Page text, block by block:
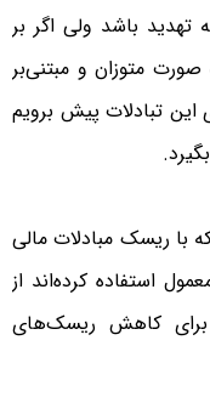
تهدید باشد ولی اگر بر
صورت متوزان و مبتنی‌بر
این تبادلات پیش برویم
با ریسک مبادلات مالی
استفاده کرده‌اند از
برای کاهش ریسک‌های